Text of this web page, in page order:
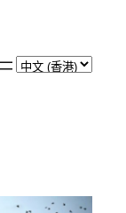
Choose